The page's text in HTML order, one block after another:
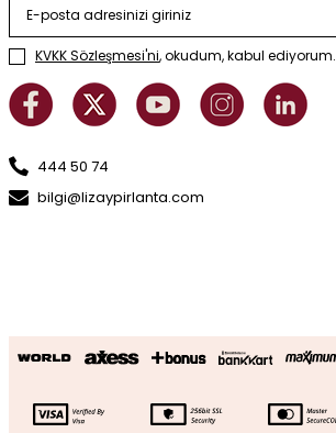
KVKK Sözleşmesi'ni, okudum, kabul ediyorum.
444 50 74
bilgi@lizaypirlanta.com